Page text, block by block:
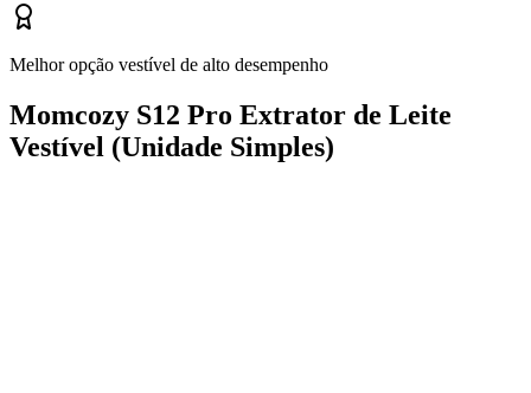
Melhor opção vestível de alto desempenho
Momcozy S12 Pro Extrator de Leite
Vestível (Unidade Simples)